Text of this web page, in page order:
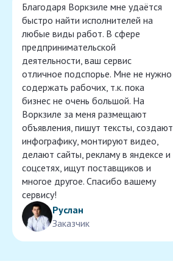
Благодаря Воркзиле мне удаётся
быстро найти исполнителей на
любые виды работ. В сфере
предпринимательской
деятельности, ваш сервис
отличное подспорье. Мне не нужно
содержать рабочих, т.к. пока
бизнес не очень большой. На
Воркзиле за меня размещают
объявления, пишут тексты, создают
инфографику, монтируют видео,
делают сайты, рекламу в яндексе и
соцсетях, ищут поставщиков и
многое другое. Спасибо вашему
сервису!
Руслан
Заказчик